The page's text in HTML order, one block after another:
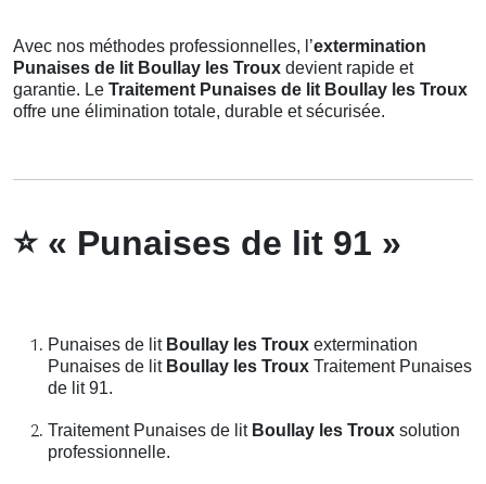
Avec nos méthodes professionnelles, l’extermination
Punaises de lit Boullay les Troux devient rapide et
garantie. Le Traitement Punaises de lit Boullay les Troux
offre une élimination totale, durable et sécurisée.
⭐« Punaises de lit 91 »
Punaises de lit Boullay les Troux extermination
Punaises de lit Boullay les Troux Traitement Punaises
de lit 91.
Traitement Punaises de lit Boullay les Troux solution
professionnelle.